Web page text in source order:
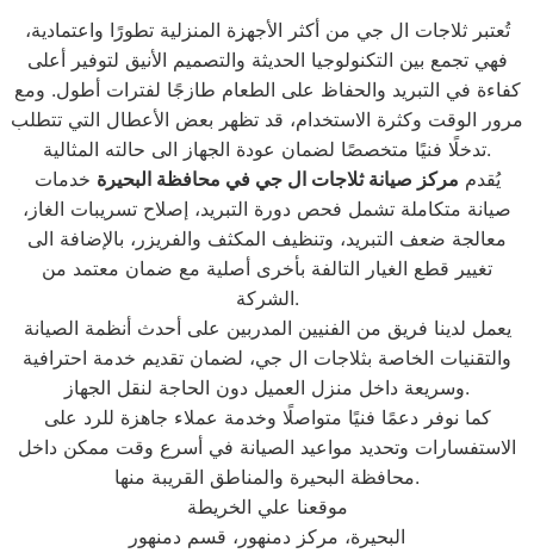
تُعتبر ثلاجات ال جي من أكثر الأجهزة المنزلية تطورًا واعتمادية،
فهي تجمع بين التكنولوجيا الحديثة والتصميم الأنيق لتوفير أعلى
كفاءة في التبريد والحفاظ على الطعام طازجًا لفترات أطول. ومع
مرور الوقت وكثرة الاستخدام، قد تظهر بعض الأعطال التي تتطلب
تدخلًا فنيًا متخصصًا لضمان عودة الجهاز الى حالته المثالية.
يُقدم مركز صيانة ثلاجات ال جي في محافظة البحيرة خدمات
صيانة متكاملة تشمل فحص دورة التبريد، إصلاح تسريبات الغاز،
معالجة ضعف التبريد، وتنظيف المكثف والفريزر، بالإضافة الى
تغيير قطع الغيار التالفة بأخرى أصلية مع ضمان معتمد من
الشركة.
يعمل لدينا فريق من الفنيين المدربين على أحدث أنظمة الصيانة
والتقنيات الخاصة بثلاجات ال جي، لضمان تقديم خدمة احترافية
وسريعة داخل منزل العميل دون الحاجة لنقل الجهاز.
كما نوفر دعمًا فنيًا متواصلًا وخدمة عملاء جاهزة للرد على
الاستفسارات وتحديد مواعيد الصيانة في أسرع وقت ممكن داخل
محافظة البحيرة والمناطق القريبة منها.
موقعنا علي الخريطة
البحيرة، مركز دمنهور، قسم دمنهور